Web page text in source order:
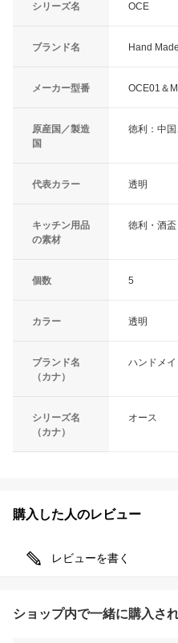
シリーズ名 OCE
ブランド名 Hand Made
メーカー型番 OCE01＆
原産国／製造
国
徳利：中
代表カラー 透明
キッチン用品
の素材
徳利・酒
個数 5
カラー 透明
ブランド名
（カナ）
ハンドメイ
シリーズ名
（カナ）
オース
購入した人のレビュー
レビューを書く
ショップ内で一緒に購入さ